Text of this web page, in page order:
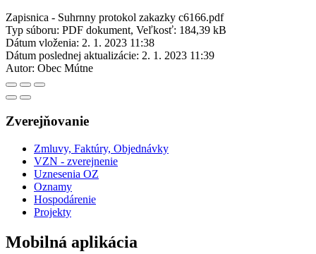
Zapisnica - Suhrnny protokol zakazky c6166.pdf
Typ súboru: PDF dokument, Veľkosť: 184,39 kB
Dátum vloženia: 2. 1. 2023 11:38
Dátum poslednej aktualizácie: 2. 1. 2023 11:39
Autor: Obec Mútne
Zverejňovanie
Zmluvy, Faktúry, Objednávky
VZN - zverejnenie
Uznesenia OZ
Oznamy
Hospodárenie
Projekty
Mobilná aplikácia